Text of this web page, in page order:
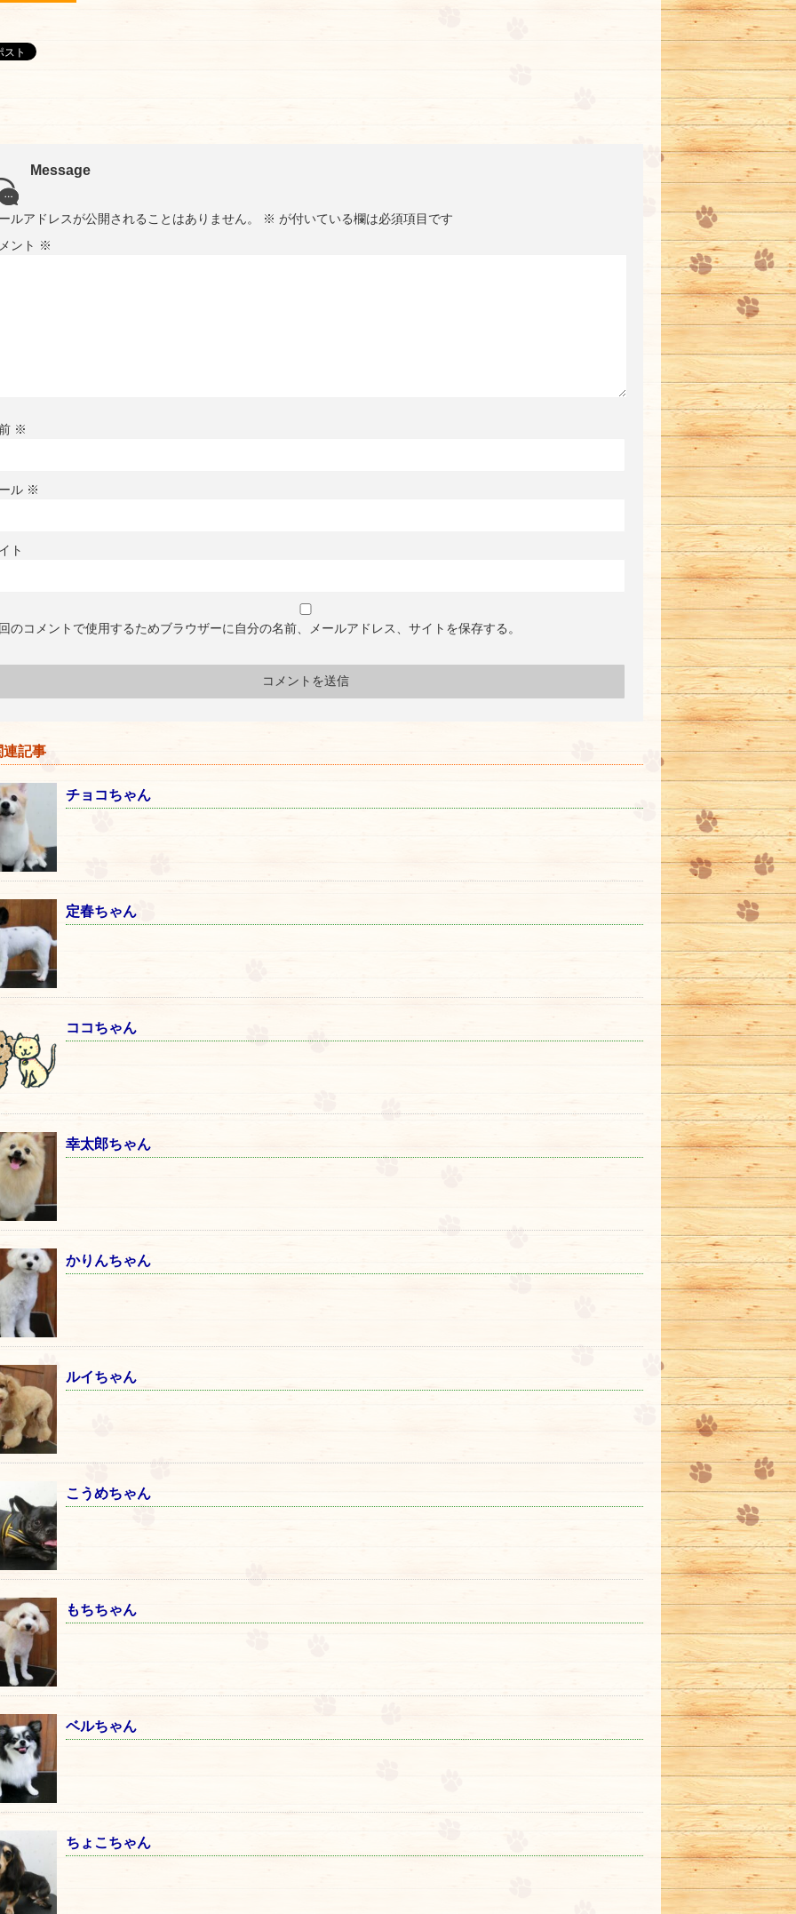
Message
ルアドレスが公開されることはありません。 ※ が付いている欄は必須項目です
ント ※
※
ル ※
ト
のコメントで使用するためブラウザーに自分の名前、メールアドレス、サイトを保存する。
記事
チョコちゃん
定春ちゃん
ココちゃん
幸太郎ちゃん
かりんちゃん
ルイちゃん
こうめちゃん
もちちゃん
ベルちゃん
ちょこちゃん